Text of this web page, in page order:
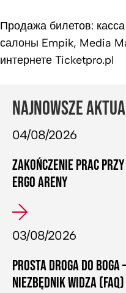
Продажа билетов:
салоны Empik, Media
интернете Ticketpro.pl
NAJNOWSZE
04/08/2026
ZAKOŃCZENIE PRAC
ERGO ARENY
03/08/2026
PROSTA DROGA DO
NIEZBĘDNIK WIDZA (FAQ)